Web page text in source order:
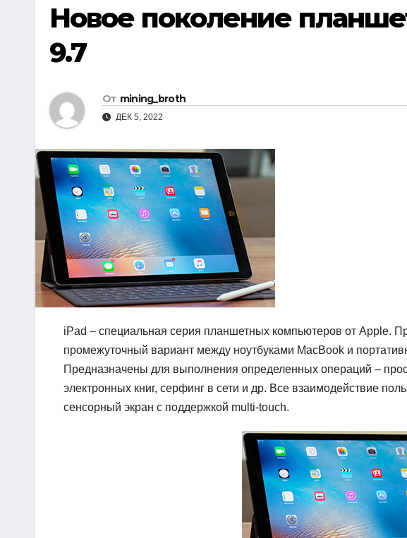
Новое поколение
9.7
От mining_broth
ДЕК 5, 2022
iPad – специальная серия планшетных компьютеров от Apple.
промежуточный вариант между ноутбуками MacBook и
Предназначены для выполнения определенных операций –
электронных книг, серфинг в сети и др. Все взаимодействие
сенсорный экран с поддержкой multi-touch.